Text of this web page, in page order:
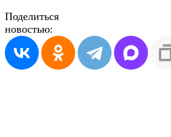
Поделиться
новостью: